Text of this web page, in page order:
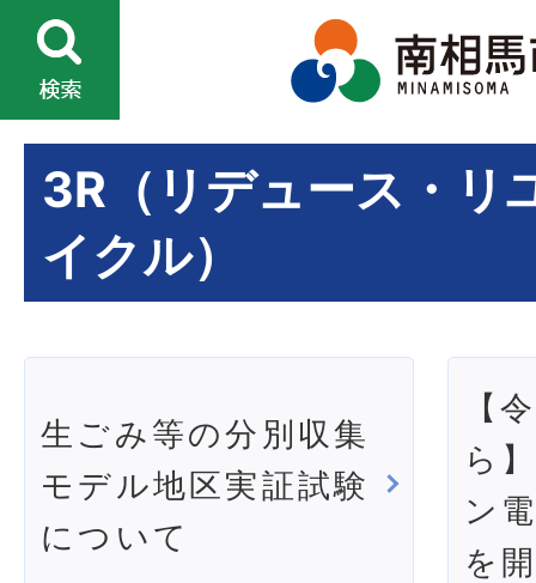
3R（リデュース・リ
イクル）
生ごみ等の分別収集
モデル地区実証試験
について
【
ら
ン
を